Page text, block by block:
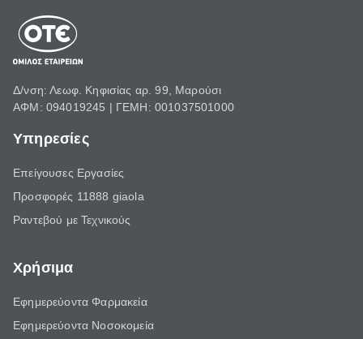
Δ/νση: Λεωφ. Κηφισίας αρ. 99, Μαρούσι
ΑΦΜ: 094019245 | ΓΕΜΗ: 001037501000
Υπηρεσίες
Επείγουσες Εργασίες
Προσφορές 11888 giaola
Ραντεβού με Τεχνικούς
Χρήσιμα
Εφημερεύοντα Φαρμακεία
Εφημερεύοντα Νοσοκομεία